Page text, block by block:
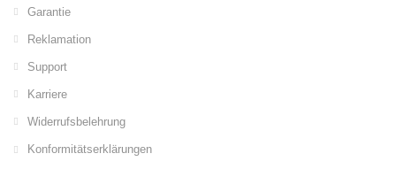
Garantie
Reklamation
Support
Karriere
Widerrufsbelehrung
Konformitätserklärungen